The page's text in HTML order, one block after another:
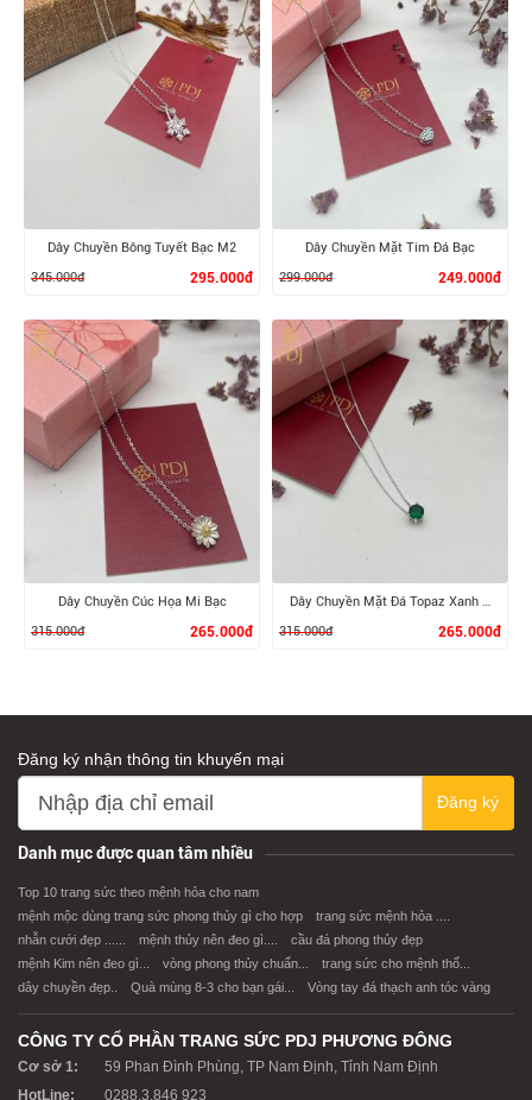
XEM CHI TIẾT XEM CHI TIẾT
XEM CHI TIẾT
Dây Chuyền Bông Tuyết Bạc M2
345.000đ
295.000đ
XEM CHI TIẾT
Dây Chuyền Mặt Tim Đá Bạc
299.000đ
249.000đ
XEM CHI TIẾT
Dây Chuyền Cúc Họa Mi Bạc
315.000đ
265.000đ
XEM CHI TIẾT
Dây Chuyền Mặt Đá Topaz Xanh Bạc
315.000đ
265.000đ
Đăng ký nhận thông tin khuyến mại
Đăng ký
Danh mục được quan tâm nhiều
Top 10 trang sức theo mệnh hỏa cho nam
mệnh mộc dùng trang sức phong thủy gì cho hợp
trang sức mệnh hỏa ....
nhẫn cưới đẹp ......
mệnh thủy nên đeo gì....
cầu đá phong thủy đẹp
mệnh Kim nên đeo gì...
vòng phong thủy chuẩn...
trang sức cho mệnh thổ...
dây chuyền đẹp..
Quà mùng 8-3 cho bạn gái... Vòng tay đá thạch anh tóc vàng
CÔNG TY CỔ PHẦN TRANG SỨC PDJ PHƯƠNG ĐÔNG
Cơ sở 1:
59 Phan Đình Phùng, TP Nam Định, Tỉnh Nam Định
HotLine:
0288.3.846 923